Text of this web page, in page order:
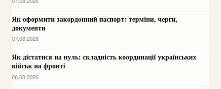
Як оформити закордонний паспорт: терміни, черги,
документи
07.08.2026
Як дістатися на нуль: складність координації українських
військ на фронті
06.08.2026